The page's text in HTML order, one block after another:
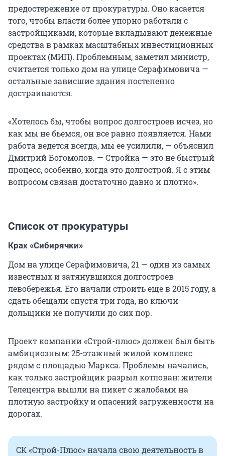
предостережение от прокуратуры. Оно касается
того, чтобы власти более упорно работали с
застройщиками, которые вкладывают денежные
средства в рамках масштабных инвестиционных
проектах (МИП). Проблемным, заметил министр,
считается только дом на улице Серафимовича —
остальные зависшие здания постепенно
достраиваются.
«Хотелось бы, чтобы вопрос долгостроев исчез, но
как мы не бьемся, он все равно появляется. Нами
работа ведется всегда, мы ее усилили, — объяснил
Дмитрий Богомолов. — Стройка — это не быстрый
процесс, особенно, когда это долгострой. Я с этим
вопросом связан достаточно давно и плотно».
Список от прокуратуры
Крах «Сибирячки»
Дом на улице Серафимовича, 21 — один из самых
известных и затянувшихся долгостроев
левобережья. Его начали строить еще в 2015 году, а
сдать обещали спустя три года, но ключи
дольщики не получили до сих пор.
Проект компании «Строй-плюс» должен был быть
амбициозным: 25-этажный жилой комплекс
рядом с площадью Маркса. Проблемы начались,
как только застройщик разрыл котлован: жители
Телецентра вышли на пикет с жалобами на
плотную застройку и опасений загруженности на
дорогах.
СК «Строй-Плюс» начала свою деятельность в